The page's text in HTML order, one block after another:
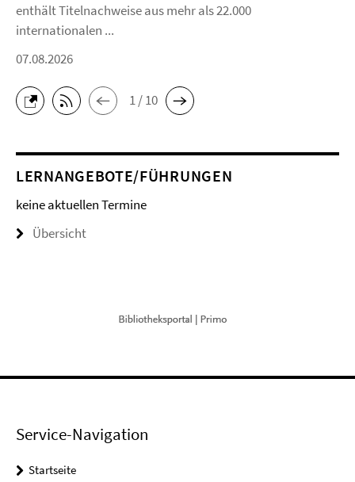
enthält Titelnachweise aus mehr als 22.000
internationalen ...
07.08.2026
1 / 10
LERNANGEBOTE/FÜHRUNGEN
keine aktuellen Termine
Übersicht
Service-Navigation
Startseite